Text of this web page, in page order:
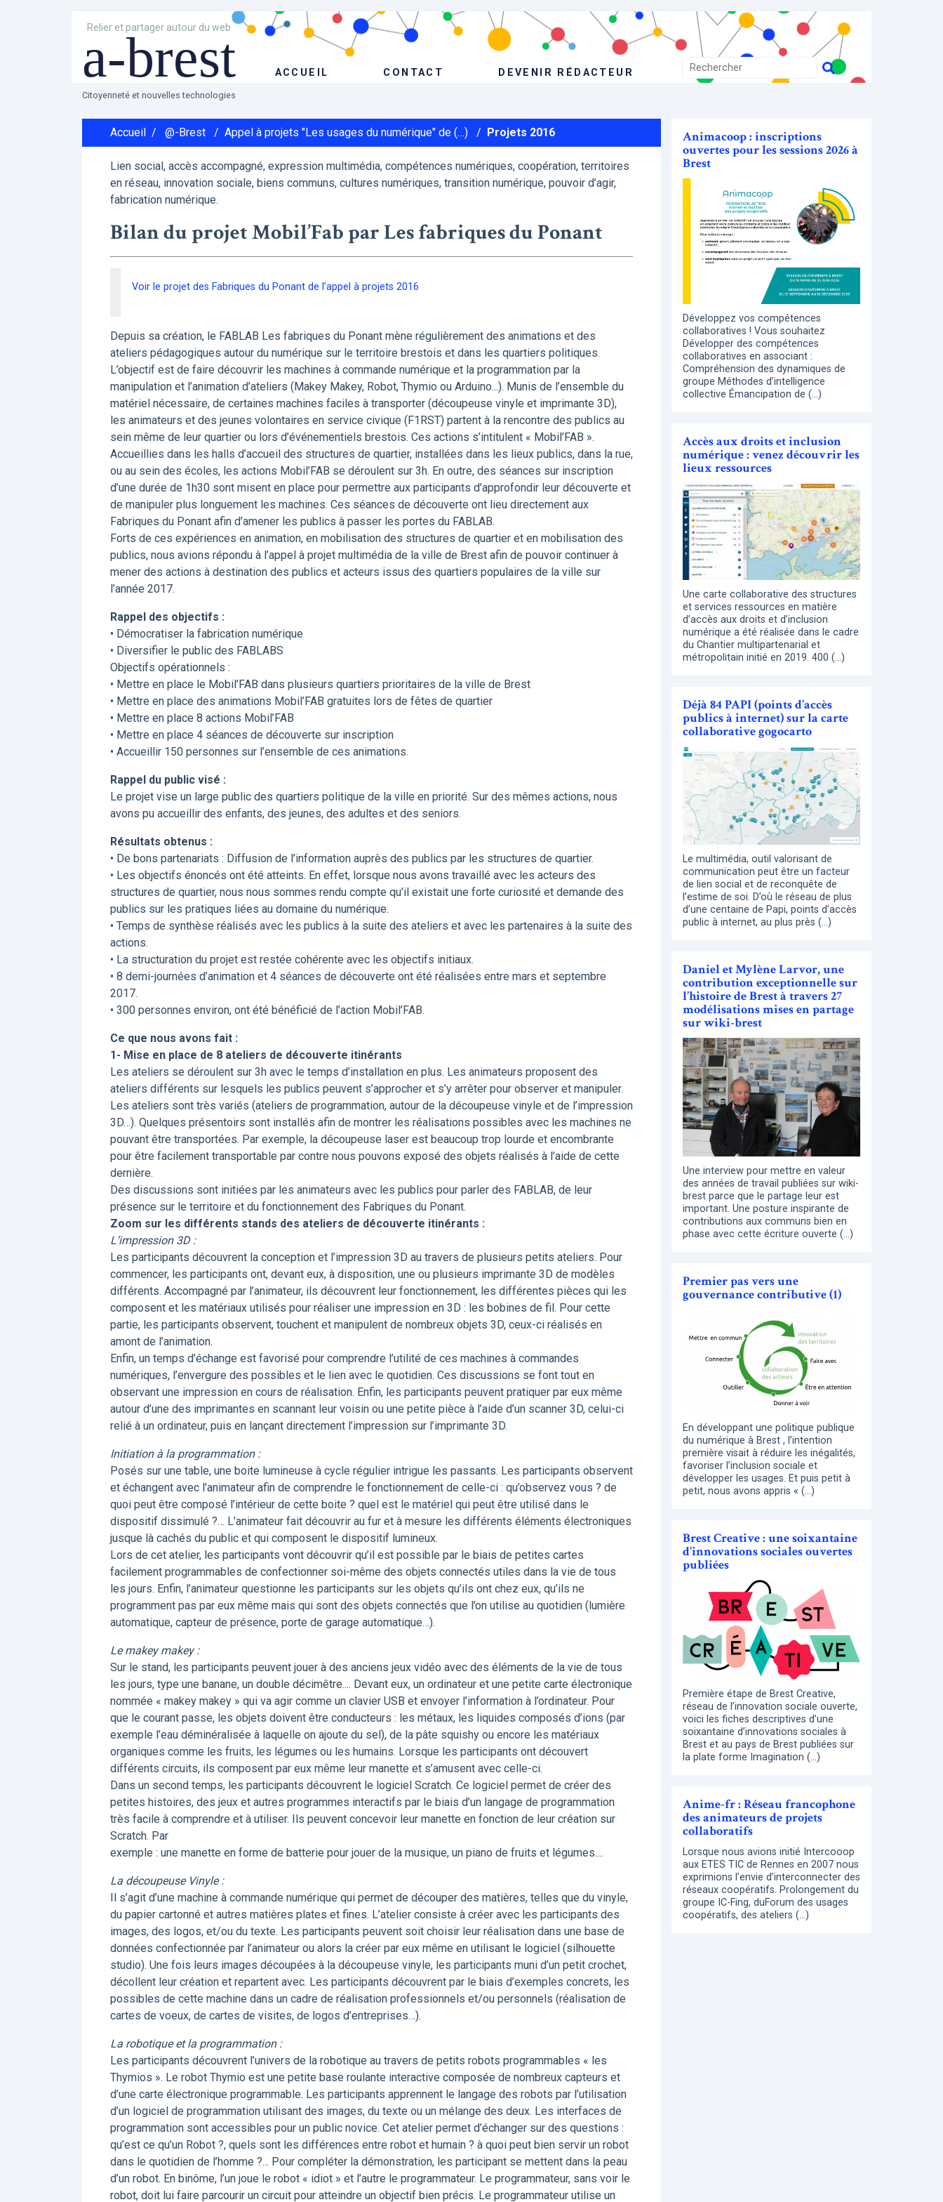
Relier et partager autour du web
a-brest ACCUEIL CONTACT DEVENIR RÉDACTEUR
Citoyenneté et nouvelles technologies
Accueil / @-Brest / Appel à projets "Les usages du numérique" de (…) / Projets 2016
Lien social, accès accompagné, expression multimédia, compétences numériques, coopération, territoires
en réseau, innovation sociale, biens communs, cultures numériques, transition numérique, pouvoir d’agir,
fabrication numérique.
Bilan du projet Mobil’Fab par Les fabriques du Ponant
Voir le projet des Fabriques du Ponant de l’appel à projets 2016
Depuis sa création, le FABLAB Les fabriques du Ponant mène régulièrement des animations et des
ateliers pédagogiques autour du numérique sur le territoire brestois et dans les quartiers politiques.
L’objectif est de faire découvrir les machines à commande numérique et la programmation par la
manipulation et l’animation d’ateliers (Makey Makey, Robot, Thymio ou Arduino...). Munis de l’ensemble du
matériel nécessaire, de certaines machines faciles à transporter (découpeuse vinyle et imprimante 3D),
les animateurs et des jeunes volontaires en service civique (F1RST) partent à la rencontre des publics au
sein même de leur quartier ou lors d’événementiels brestois. Ces actions s’intitulent « Mobil’FAB ».
Accueillies dans les halls d’accueil des structures de quartier, installées dans les lieux publics, dans la rue,
ou au sein des écoles, les actions Mobil’FAB se déroulent sur 3h. En outre, des séances sur inscription
d’une durée de 1h30 sont misent en place pour permettre aux participants d’approfondir leur découverte et
de manipuler plus longuement les machines. Ces séances de découverte ont lieu directement aux
Fabriques du Ponant afin d’amener les publics à passer les portes du FABLAB.
Forts de ces expériences en animation, en mobilisation des structures de quartier et en mobilisation des
publics, nous avions répondu à l’appel à projet multimédia de la ville de Brest afin de pouvoir continuer à
mener des actions à destination des publics et acteurs issus des quartiers populaires de la ville sur
l’année 2017.
Rappel des objectifs :
• Démocratiser la fabrication numérique
• Diversifier le public des FABLABS
Objectifs opérationnels :
• Mettre en place le Mobil’FAB dans plusieurs quartiers prioritaires de la ville de Brest
• Mettre en place des animations Mobil’FAB gratuites lors de fêtes de quartier
• Mettre en place 8 actions Mobil’FAB
• Mettre en place 4 séances de découverte sur inscription
• Accueillir 150 personnes sur l’ensemble de ces animations.
Rappel du public visé :
Le projet vise un large public des quartiers politique de la ville en priorité. Sur des mêmes actions, nous
avons pu accueillir des enfants, des jeunes, des adultes et des seniors.
Résultats obtenus :
• De bons partenariats : Diffusion de l’information auprès des publics par les structures de quartier.
• Les objectifs énoncés ont été atteints. En effet, lorsque nous avons travaillé avec les acteurs des
structures de quartier, nous nous sommes rendu compte qu’il existait une forte curiosité et demande des
publics sur les pratiques liées au domaine du numérique.
• Temps de synthèse réalisés avec les publics à la suite des ateliers et avec les partenaires à la suite des
actions.
• La structuration du projet est restée cohérente avec les objectifs initiaux.
• 8 demi-journées d’animation et 4 séances de découverte ont été réalisées entre mars et septembre
2017.
• 300 personnes environ, ont été bénéficié de l’action Mobil’FAB.
Ce que nous avons fait :
1- Mise en place de 8 ateliers de découverte itinérants
Les ateliers se déroulent sur 3h avec le temps d’installation en plus. Les animateurs proposent des
ateliers différents sur lesquels les publics peuvent s’approcher et s’y arrêter pour observer et manipuler.
Les ateliers sont très variés (ateliers de programmation, autour de la découpeuse vinyle et de l’impression
3D…). Quelques présentoirs sont installés afin de montrer les réalisations possibles avec les machines ne
pouvant être transportées. Par exemple, la découpeuse laser est beaucoup trop lourde et encombrante
pour être facilement transportable par contre nous pouvons exposé des objets réalisés à l’aide de cette
dernière.
Des discussions sont initiées par les animateurs avec les publics pour parler des FABLAB, de leur
présence sur le territoire et du fonctionnement des Fabriques du Ponant.
Zoom sur les différents stands des ateliers de découverte itinérants :
L’impression 3D :
Les participants découvrent la conception et l’impression 3D au travers de plusieurs petits ateliers. Pour
commencer, les participants ont, devant eux, à disposition, une ou plusieurs imprimante 3D de modèles
différents. Accompagné par l’animateur, ils découvrent leur fonctionnement, les différentes pièces qui les
composent et les matériaux utilisés pour réaliser une impression en 3D : les bobines de fil. Pour cette
partie, les participants observent, touchent et manipulent de nombreux objets 3D, ceux-ci réalisés en
amont de l’animation.
Enfin, un temps d’échange est favorisé pour comprendre l’utilité de ces machines à commandes
numériques, l’envergure des possibles et le lien avec le quotidien. Ces discussions se font tout en
observant une impression en cours de réalisation. Enfin, les participants peuvent pratiquer par eux même
autour d’une des imprimantes en scannant leur voisin ou une petite pièce à l’aide d’un scanner 3D, celui-ci
relié à un ordinateur, puis en lançant directement l’impression sur l’imprimante 3D.
Initiation à la programmation :
Posés sur une table, une boite lumineuse à cycle régulier intrigue les passants. Les participants observent
et échangent avec l’animateur afin de comprendre le fonctionnement de celle-ci : qu’observez vous ? de
quoi peut être composé l’intérieur de cette boite ? quel est le matériel qui peut être utilisé dans le
dispositif dissimulé ?… L’animateur fait découvrir au fur et à mesure les différents éléments électroniques
jusque là cachés du public et qui composent le dispositif lumineux.
Lors de cet atelier, les participants vont découvrir qu’il est possible par le biais de petites cartes
facilement programmables de confectionner soi-même des objets connectés utiles dans la vie de tous
les jours. Enfin, l’animateur questionne les participants sur les objets qu’ils ont chez eux, qu’ils ne
programment pas par eux même mais qui sont des objets connectés que l’on utilise au quotidien (lumière
automatique, capteur de présence, porte de garage automatique…).
Le makey makey :
Sur le stand, les participants peuvent jouer à des anciens jeux vidéo avec des éléments de la vie de tous
les jours, type une banane, un double décimêtre.... Devant eux, un ordinateur et une petite carte électronique
nommée « makey makey » qui va agir comme un clavier USB et envoyer l’information à l’ordinateur. Pour
que le courant passe, les objets doivent être conducteurs : les métaux, les liquides composés d’ions (par
exemple l’eau déminéralisée à laquelle on ajoute du sel), de la pâte squishy ou encore les matériaux
organiques comme les fruits, les légumes ou les humains. Lorsque les participants ont découvert
différents circuits, ils composent par eux même leur manette et s’amusent avec celle-ci.
Dans un second temps, les participants découvrent le logiciel Scratch. Ce logiciel permet de créer des
petites histoires, des jeux et autres programmes interactifs par le biais d’un langage de programmation
très facile à comprendre et à utiliser. Ils peuvent concevoir leur manette en fonction de leur création sur
Scratch. Par
exemple : une manette en forme de batterie pour jouer de la musique, un piano de fruits et légumes....
La découpeuse Vinyle :
Il s’agit d’une machine à commande numérique qui permet de découper des matières, telles que du vinyle,
du papier cartonné et autres matières plates et fines. L’atelier consiste à créer avec les participants des
images, des logos, et/ou du texte. Les participants peuvent soit choisir leur réalisation dans une base de
données confectionnée par l’animateur ou alors la créer par eux même en utilisant le logiciel (silhouette
studio). Une fois leurs images découpées à la découpeuse vinyle, les participants muni d’un petit crochet,
décollent leur création et repartent avec. Les participants découvrent par le biais d’exemples concrets, les
possibles de cette machine dans un cadre de réalisation professionnels et/ou personnels (réalisation de
cartes de voeux, de cartes de visites, de logos d’entreprises…).
La robotique et la programmation :
Les participants découvrent l’univers de la robotique au travers de petits robots programmables « les
Thymios ». Le robot Thymio est une petite base roulante interactive composée de nombreux capteurs et
d’une carte électronique programmable. Les participants apprennent le langage des robots par l’utilisation
d’un logiciel de programmation utilisant des images, du texte ou un mélange des deux. Les interfaces de
programmation sont accessibles pour un public novice. Cet atelier permet d’échanger sur des questions :
qu’est ce qu’un Robot ?, quels sont les différences entre robot et humain ? à quoi peut bien servir un robot
dans le quotidien de l’homme ?... Pour compléter la démonstration, les participant se mettent dans la peau
d’un robot. En binôme, l’un joue le robot « idiot » et l’autre le programmateur. Le programmateur, sans voir le
robot, doit lui faire parcourir un circuit pour atteindre un objectif bien précis. Le programmateur utilise un
Animacoop : inscriptions
ouvertes pour les sessions 2026 à
Brest
Développez vos compétences
collaboratives ! Vous souhaitez
Développer des compétences
collaboratives en associant :
Compréhension des dynamiques de
groupe Méthodes d’intelligence
collective Émancipation de (…)
Accès aux droits et inclusion
numérique : venez découvrir les
lieux ressources
Une carte collaborative des structures
et services ressources en matière
d’accès aux droits et d’inclusion
numérique a été réalisée dans le cadre
du Chantier multipartenarial et
métropolitain initié en 2019. 400 (…)
Déjà 84 PAPI (points d’accès
publics à internet) sur la carte
collaborative gogocarto
Le multimédia, outil valorisant de
communication peut être un facteur
de lien social et de reconquête de
l’estime de soi. D’où le réseau de plus
d’une centaine de Papi, points d’accès
public à internet, au plus près (…)
Daniel et Mylène Larvor, une
contribution exceptionnelle sur
l’histoire de Brest à travers 27
modélisations mises en partage
sur wiki-brest
Une interview pour mettre en valeur
des années de travail publiées sur wiki-
brest parce que le partage leur est
important. Une posture inspirante de
contributions aux communs bien en
phase avec cette écriture ouverte (…)
Premier pas vers une
gouvernance contributive (1)
En développant une politique publique
du numérique à Brest , l’intention
première visait à réduire les inégalités,
favoriser l’inclusion sociale et
développer les usages. Et puis petit à
petit, nous avons appris « (…)
Brest Creative : une soixantaine
d’innovations sociales ouvertes
publiées
Première étape de Brest Creative,
réseau de l’innovation sociale ouverte,
voici les fiches descriptives d’une
soixantaine d’innovations sociales à
Brest et au pays de Brest publiées sur
la plate forme Imagination (…)
Anime-fr : Réseau francophone
des animateurs de projets
collaboratifs
Lorsque nous avions initié Intercooop
aux ETES TIC de Rennes en 2007 nous
exprimions l’envie d’interconnecter des
réseaux coopératifs. Prolongement du
groupe IC-Fing, duForum des usages
coopératifs, des ateliers (…)